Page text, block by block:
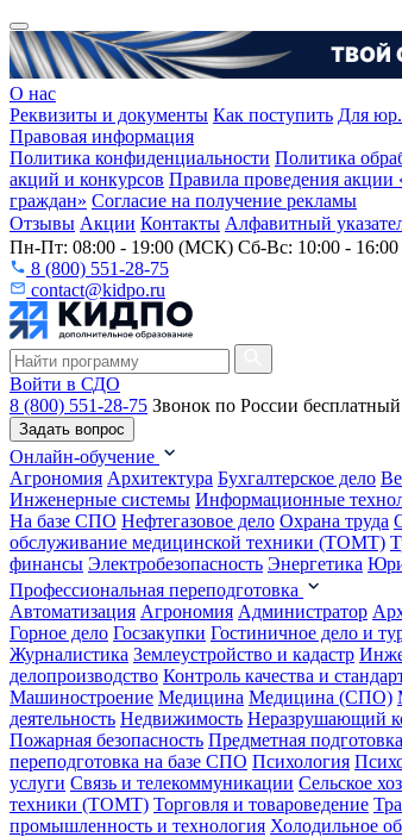
О нас
Реквизиты и документы Как поступить Для
Правовая информация
Политика конфиденциальности Политика
акций и конкурсов Правила проведения акции
граждан» Согласие на получение рекламы
Отзывы Акции Контакты Алфавитный
Пн-Пт: 08:00 - 19:00 (МСК) Сб-Вс: 10:00 -
8 (800) 551-28-75
contact@kidpo.ru
Войти в СДО
8 (800) 551-28-75 Звонок по России бесплатный
Задать вопрос
Онлайн-обучение
Агрономия Архитектура Бухгалтерское дело
Инженерные системы Информационные
На базе СПО Нефтегазовое дело Охрана труда
обслуживание медицинской техники (ТОМТ)
финансы Электробезопасность Энергетика
Профессиональная переподготовка
Автоматизация Агрономия Администратор
Горное дело Госзакупки Гостиничное дело и
Журналистика Землеустройство и кадастр
делопроизводство Контроль качества и
Машиностроение Медицина Медицина (СПО)
деятельность Недвижимость Неразрушающий
Пожарная безопасность Предметная
переподготовка на базе СПО Психология
услуги Связь и телекоммуникации Сельское
техники (ТОМТ) Торговля и товароведение
промышленность и технология Холодильное